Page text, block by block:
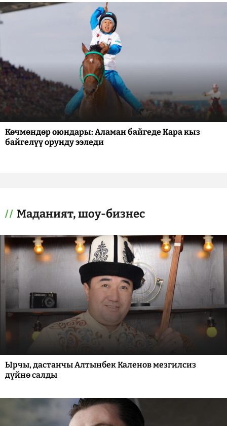
Көчмөндөр оюндары: Аламан байгеде Кара кыз
байгелүү орунду ээледи
Маданият, шоу-бизнес
Ырчы, дастанчы Алтынбек Каленов мезгилсиз
дүйнө салды